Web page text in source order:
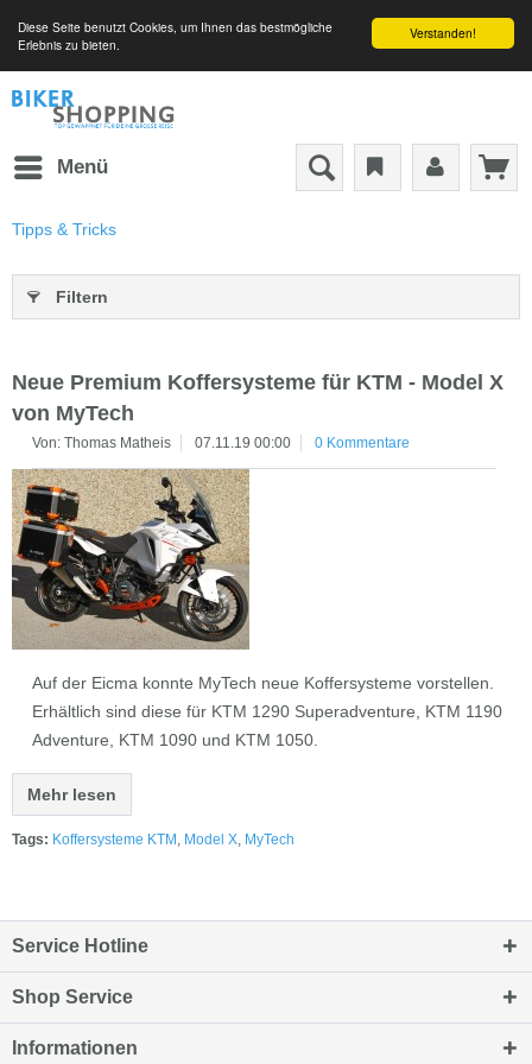
Verstanden!
Diese Seite benutzt Cookies, um Ihnen das bestmögliche
Erlebnis zu bieten.
Menü
Tipps & Tricks
Filtern
Neue Premium Koffersysteme für KTM - Model X
von MyTech
Von: Thomas Matheis 07.11.19 00:00 0 Kommentare
Auf der Eicma konnte MyTech neue Koffersysteme vorstellen.
Erhältlich sind diese für KTM 1290 Superadventure, KTM 1190
Adventure, KTM 1090 und KTM 1050.
Mehr lesen
Tags: Koffersysteme KTM , Model X, MyTech
Service Hotline
Shop Service
Informationen